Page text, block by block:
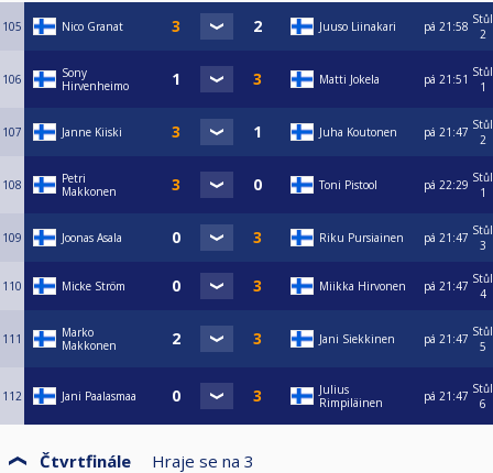
105 Nico Granat Juuso Liinakari pá 21:58 Stůl
2
106
Sony
Hirvenheimo
Matti Jokela pá 21:51 Stůl
1
107 Janne Kiiski Juha Koutonen pá 21:47 Stůl
2
108
Petri
Makkonen
Toni Pistool pá 22:29 Stůl
1
109 Joonas Asala Riku Pursiainen pá 21:47 Stůl
3
110 Micke Ström Miikka Hirvonen pá 21:47 Stůl
4
111
Marko
Makkonen
Jani Siekkinen pá 21:47 Stůl
5
112 Jani Paalasmaa
Julius
Rimpiläinen
pá 21:47 Stůl
6
Čtvrtfinále Hraje se na 3